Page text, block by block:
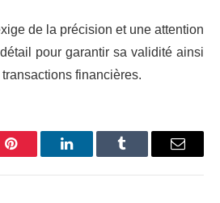
de la précision et une attention
pour garantir sa validité ainsi
financières.
Pinterest LinkedInTumblr Email